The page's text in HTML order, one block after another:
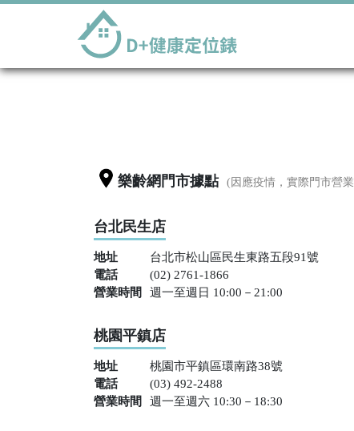
樂齡網門市據點 (因應疫情，實際門市營
台北民生店
地址
台北市松山區民生東路五段91號
電話
(02) 2761-1866
營業時間
週一至週日 10:00－21:00
桃園平鎮店
地址
桃園市平鎮區環南路38號
電話
(03) 492-2488
營業時間
週一至週六 10:30－18:30